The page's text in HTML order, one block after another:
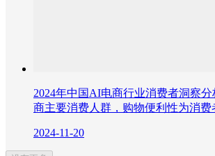
2024年中国AI电商行业消费者洞察
商主要消费人群，购物便利性为消费
2024-11-20